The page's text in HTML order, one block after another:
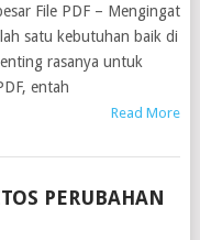
File PDF – Mengingat
satu kebutuhan baik di
rasanya untuk
entah
Read More
PERUBAHAN